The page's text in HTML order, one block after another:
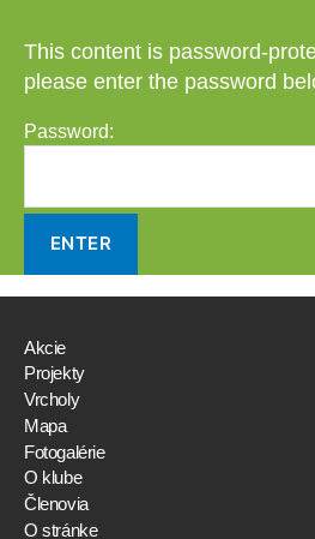
This content is password-
please enter the password
Password:
Akcie
Projekty
Vrcholy
Mapa
Fotogalérie
O klube
Členovia
O stránke